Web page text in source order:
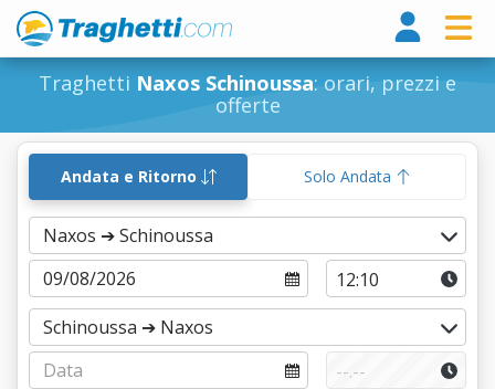
Traghetti Naxos Schinoussa: orari, prezzi e
offerte
Andata e Ritorno Solo Andata